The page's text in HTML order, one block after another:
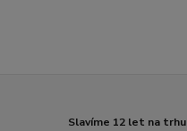
Slavíme 12 let na trhu